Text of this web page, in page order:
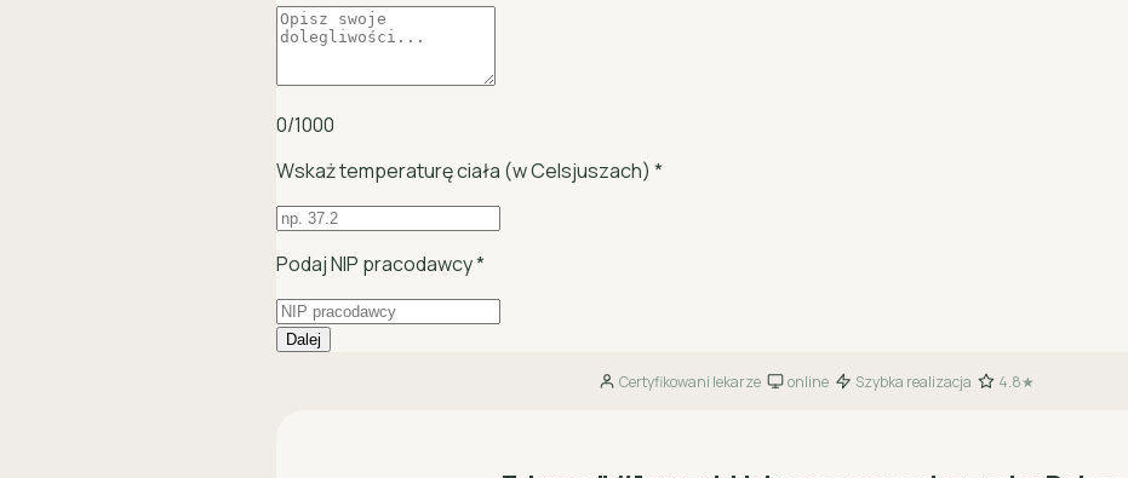
Certyfikowani lekarze· online· Szybka realizacja 4.8★